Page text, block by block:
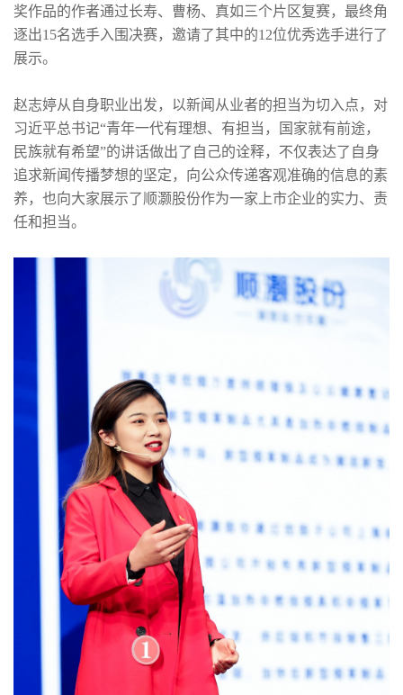
奖作品的作者通过长寿、曹杨、真如三个片区复赛，最终角
逐出15名选手入围决赛，邀请了其中的12位优秀选手进行了
展示。
赵志婷从自身职业出发，以新闻从业者的担当为切入点，对
习近平总书记“青年一代有理想、有担当，国家就有前途，
民族就有希望”的讲话做出了自己的诠释，不仅表达了自身
追求新闻传播梦想的坚定，向公众传递客观准确的信息的素
养，也向大家展示了顺灏股份作为一家上市企业的实力、责
任和担当。